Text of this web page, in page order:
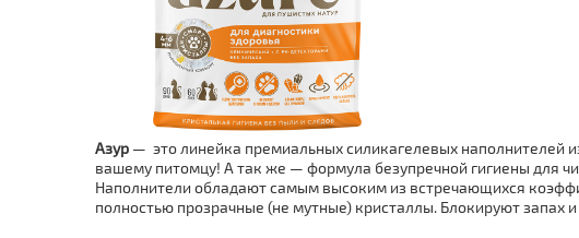
Азур — это линейка премиальных силикагелевых
вашему питомцу! А так же — формула безупречной гигиены для
Наполнители обладают самым высоким из встречающихся
полностью прозрачные (не мутные) кристаллы. Блокируют